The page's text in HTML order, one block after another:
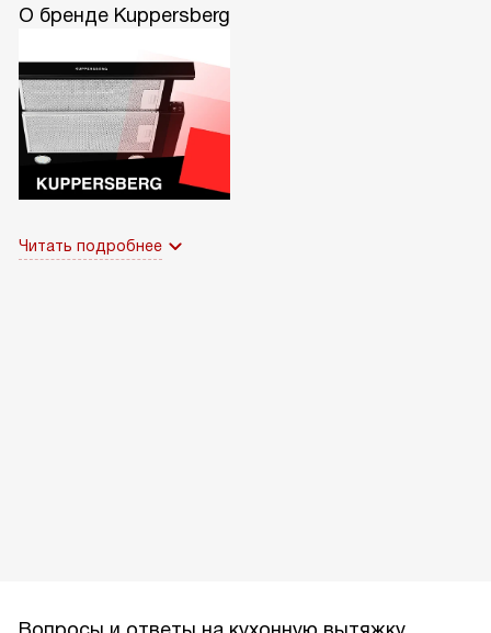
О бренде Kuppersberg
Читать подробнее